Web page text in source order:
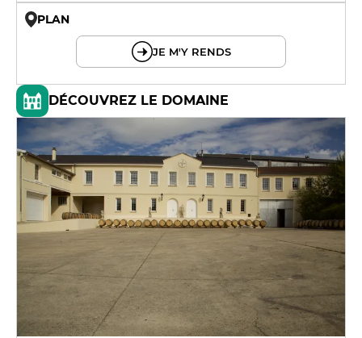
PLAN
JE M'Y RENDS
DÉCOUVREZ LE DOMAINE